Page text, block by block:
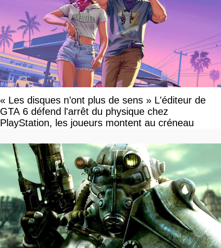
« Les disques n’ont plus de sens » L'éditeur de
GTA 6 défend l'arrêt du physique chez
PlayStation, les joueurs montent au créneau